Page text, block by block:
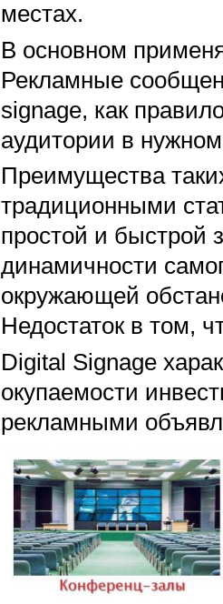
местах.
В основном
Рекламные
signage, как
аудитории в
Преимущества
традиционными
простой и быстрой
динамичности
окружающей
Недостаток в том,
Digital Signage
окупаемости
рекламными